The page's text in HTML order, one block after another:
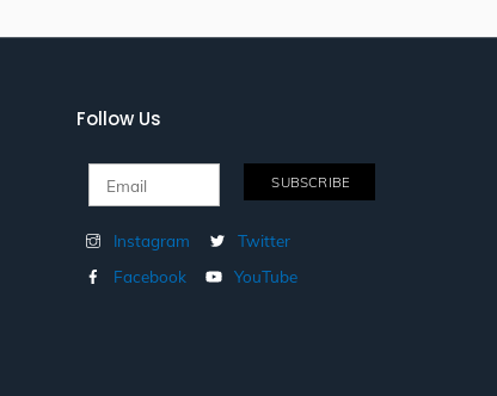
Follow Us
Instagram
Twitter
Facebook
YouTube